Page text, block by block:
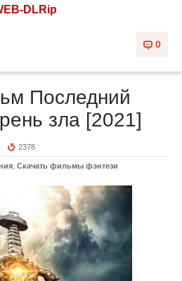
DLRip
0
Последний
зла [2021]
2378
Скачать фильмы фэнтези